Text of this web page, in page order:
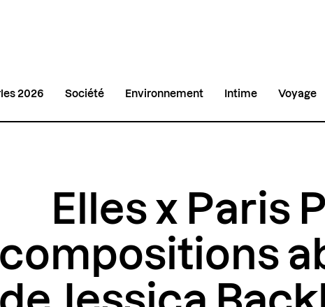
2026 Société Environnement Intime Voyage
Elles x Paris
compositions